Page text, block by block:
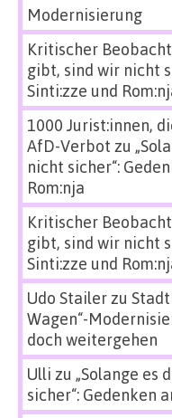
Modernisierung
Kritischer
gibt, sind wir nicht
Sinti:zze und
1000 Jurist:innen,
AfD-Verbot zu
nicht sicher“:
Rom:nja
Kritischer
gibt, sind wir nicht
Sinti:zze und
Udo Stailerzu
Wagen“-
doch weitergehen
Ulli zu „Solange es
sicher“: Gedenken